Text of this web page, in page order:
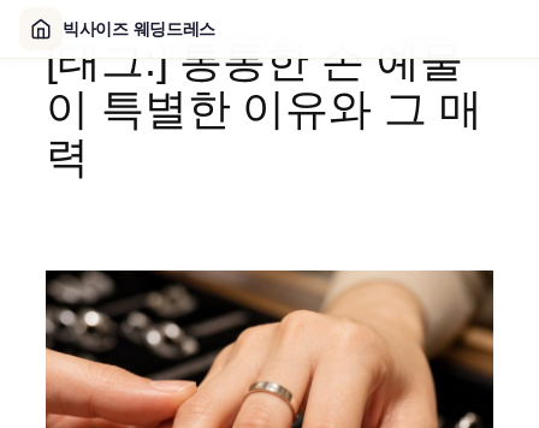
[태그:] 통통한 손 예물
이 특별한 이유와 그 매
력
빅사이즈 웨딩드레스